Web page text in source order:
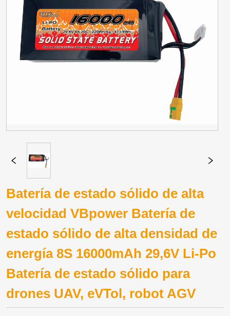
Batería de estado sólido de alta
velocidad VBpower Batería de
estado sólido de alta densidad de
energía 8S 16000mAh 29,6V Li-Po
Batería de estado sólido para
drones UAV, eVTol, robot AGV